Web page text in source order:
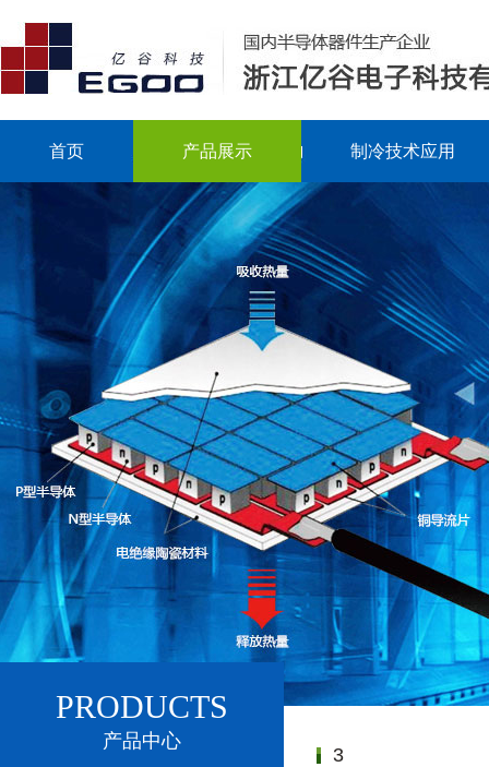
首页 产品展示 制冷技术应用
3
PRODUCTS
产品中心